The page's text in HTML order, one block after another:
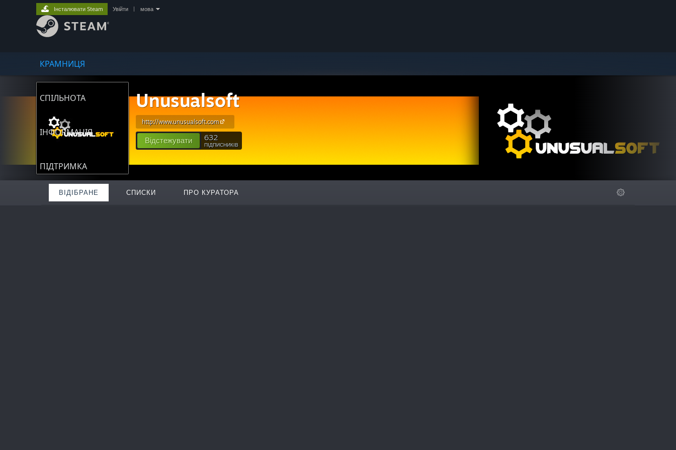
КРАМНИЦЯ
СПІЛЬНОТА
ІНФОРМАЦІЯ
ПІДТРИМКА
Інсталювати Steam Увійти мова
Unusualsoft
http://www.unusualsoft.com
Відстежувати 632
ПІДПИСНИКІВ
ВІДІБРАНЕ СПИСКИ ПРО КУРАТОРА